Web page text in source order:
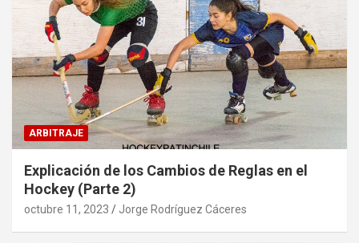
ARBITRAJE
Explicación de los Cambios de Reglas en el
Hockey (Parte 2)
octubre 11, 2023 Jorge Rodríguez Cáceres